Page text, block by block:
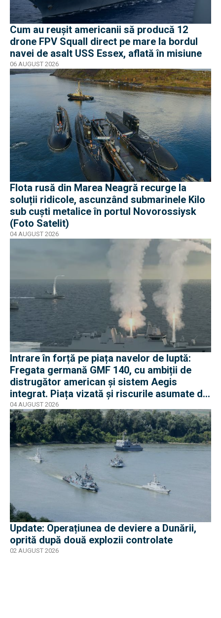
Cum au reușit americanii să producă 12
drone FPV Squall direct pe mare la bordul
navei de asalt USS Essex, aflată în misiune
06 AUGUST 2026
Flota rusă din Marea Neagră recurge la
soluții ridicole, ascunzând submarinele Kilo
sub cuști metalice în portul Novorossiysk
(Foto Satelit)
04 AUGUST 2026
Intrare în forță pe piața navelor de luptă:
Fregata germană GMF 140, cu ambiții de
distrugător american și sistem Aegis
integrat. Piața vizată și riscurile asumate de
Rheinmetall
04 AUGUST 2026
Update: Operațiunea de deviere a Dunării,
oprită după două explozii controlate
02 AUGUST 2026